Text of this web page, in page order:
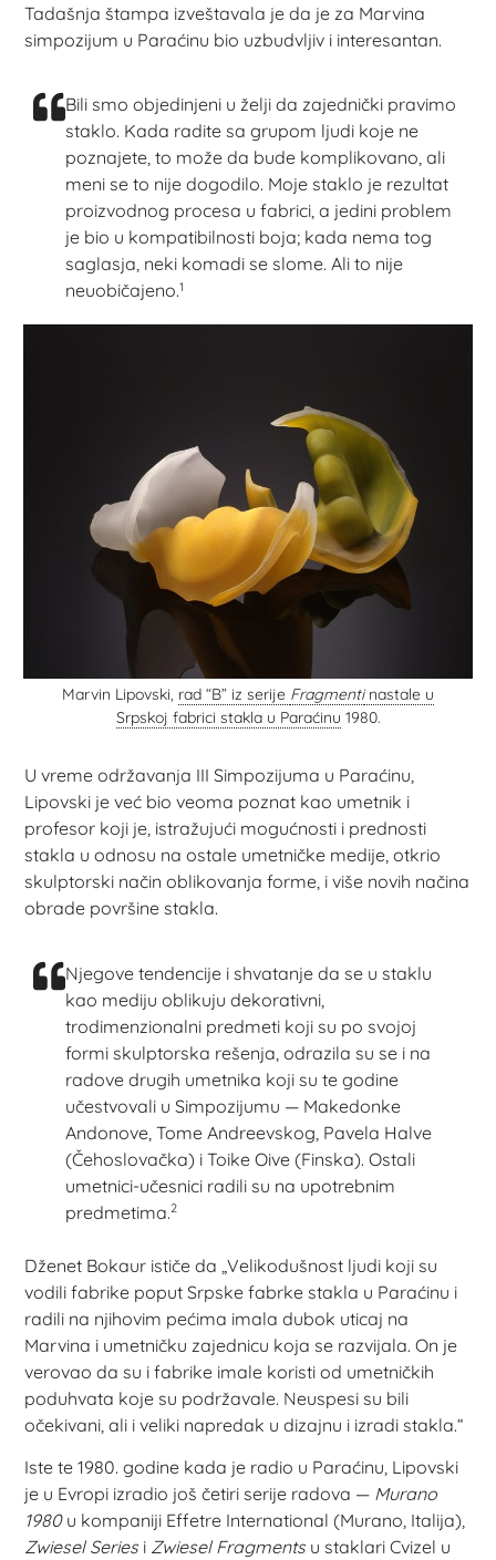
Tadašnja štampa izveštavala je da je za Marvina
simpozijum u Paraćinu bio uzbudvljiv i interesantan.
Bili smo objedinjeni u želji da zajednički pravimo
staklo. Kada radite sa grupom ljudi koje ne
poznajete, to može da bude komplikovano, ali
meni se to nije dogodilo. Moje staklo je rezultat
proizvodnog procesa u fabrici, a jedini problem
je bio u kompatibilnosti boja; kada nema tog
saglasja, neki komadi se slome. Ali to nije
neuobičajeno.1
Marvin Lipovski, rad “B” iz serije Fragmentinastale u
Srpskoj fabrici stakla u Paraćinu 1980.
U vreme održavanja III Simpozijuma u Paraćinu,
Lipovski je već bio veoma poznat kao umetnik i
profesor koji je, istražujući mogućnosti i prednosti
stakla u odnosu na ostale umetničke medije, otkrio
skulptorski način oblikovanja forme, i više novih načina
obrade površine stakla.
Njegove tendencije i shvatanje da se u staklu
kao mediju oblikuju dekorativni,
trodimenzionalni predmeti koji su po svojoj
formi skulptorska rešenja, odrazila su se i na
radove drugih umetnika koji su te godine
učestvovali u Simpozijumu — Makedonke
Andonove, Tome Andreevskog, Pavela Halve
(Čehoslovačka) i Toike Oive (Finska). Ostali
umetnici-učesnici radili su na upotrebnim
predmetima.2
Dženet Bokaur ističe da „Velikodušnost ljudi koji su
vodili fabrike poput Srpske fabrke stakla u Paraćinu i
radili na njihovim pećima imala dubok uticaj na
Marvina i umetničku zajednicu koja se razvijala. On je
verovao da su i fabrike imale koristi od umetničkih
poduhvata koje su podržavale. Neuspesi su bili
očekivani, ali i veliki napredak u dizajnu i izradi stakla.“
Iste te 1980. godine kada je radio u Paraćinu, Lipovski
je u Evropi izradio još četiri serije radova — Murano
1980u kompaniji Effetre International (Murano, Italija),
Zwiesel Seriesi Zwiesel Fragmentsu staklari Cvizel u